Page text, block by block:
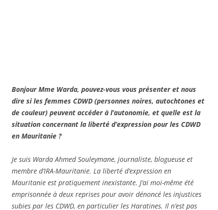
Bonjour Mme Warda, pouvez-vous vous présenter et nous
dire si les femmes CDWD (personnes noires, autochtones et
de couleur) peuvent accéder à l’autonomie, et quelle est la
situation concernant la liberté d’expression pour les CDWD
en Mauritanie ?
Je suis Warda Ahmed Souleymane, journaliste, blogueuse et
membre d’IRA-Mauritanie. La liberté d’expression en
Mauritanie est pratiquement inexistante. J’ai moi-même été
emprisonnée à deux reprises pour avoir dénoncé les injustices
subies par les CDWD, en particulier les Haratines. Il n’est pas